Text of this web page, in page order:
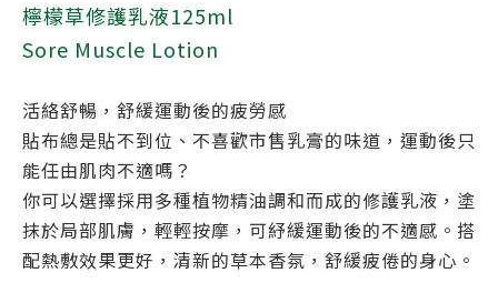
檸檬草修護乳液125ml
Sore Muscle Lotion
活絡舒暢，舒緩運動後的疲勞感
貼布總是貼不到位、不喜歡市售乳膏的味道，運動後只
能任由肌肉不適嗎？
你可以選擇採用多種植物精油調和而成的修護乳液，塗
抹於局部肌膚，輕輕按摩，可紓緩運動後的不適感。搭
配熱敷效果更好，清新的草本香氛，舒緩疲倦的身心。